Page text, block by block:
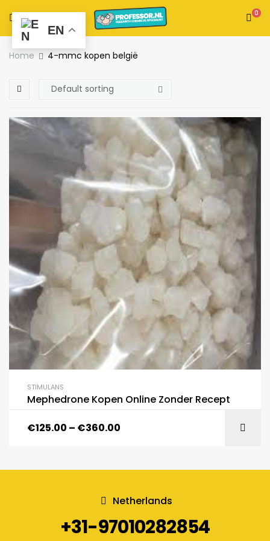
0
Home 4-mmc kopen belgië
STIMULANS
Mephedrone Kopen Online Zonder Recept
€125.00 – €360.00
Netherlands
+31-97010282854
EN